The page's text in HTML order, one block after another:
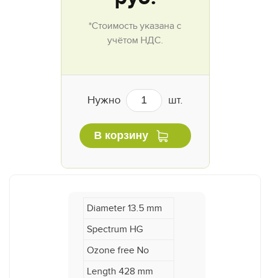
*Стоимость указана с
учётом НДС.
Нужно шт.
В корзину
Diameter 13.5 mm
Spectrum HG
Ozone free No
Length 428 mm